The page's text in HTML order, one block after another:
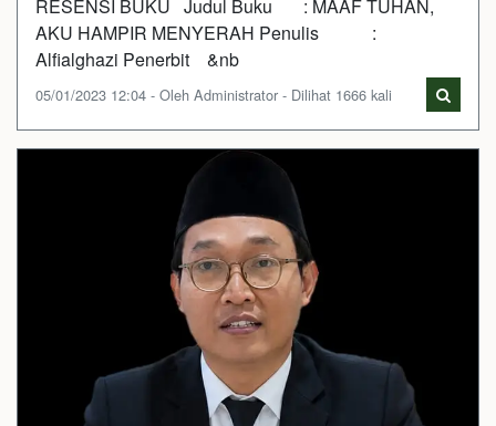
RESENSI BUKU Judul Buku : MAAF TUHAN,
AKU HAMPIR MENYERAH Penulis :
Alfialghazi Penerbit &nb
05/01/2023 12:04 - Oleh Administrator - Dilihat 1666 kali